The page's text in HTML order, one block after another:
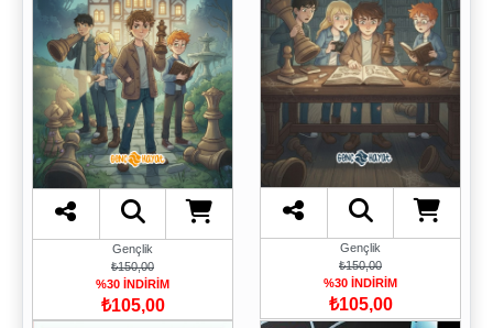
Gençlik
₺150,00
%30 İNDİRİM
₺105,00
Gençlik
₺150,00
%30 İNDİRİM
₺105,00